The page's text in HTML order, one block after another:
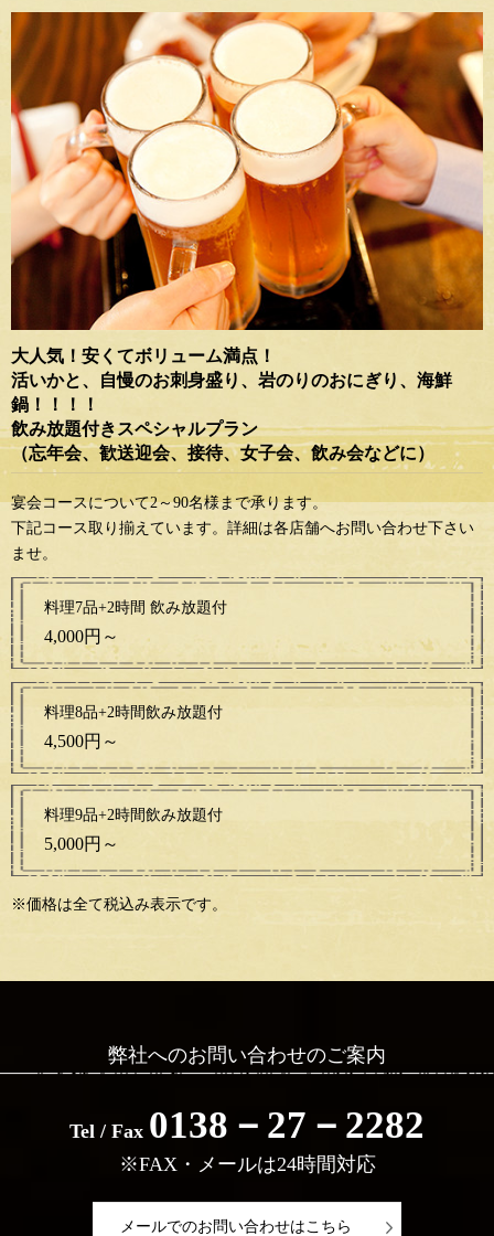
大人気！安くてボリューム満点！
活いかと、自慢のお刺身盛り、岩のりのおにぎり、 海鮮
鍋！！！！
飲み放題付きスペシャルプラン
（忘年会、歓送迎会、接待、女子会、飲み会などに）
宴会コースについて2～90名様まで承ります。
下記コース取り揃えています。詳細は各店舗へお問い合わせ下さい
ませ。
料理7品+2時間 飲み放題付
4,000円～
料理8品+2時間飲み放題付
4,500円～
料理9品+2時間飲み放題付
5,000円～
※価格は全て税込み表示です。
弊社へのお問い合わせのご案内
Tel / Fax 0138－27－2282
※FAX・メールは24時間対応
メールでのお問い合わせはこちら